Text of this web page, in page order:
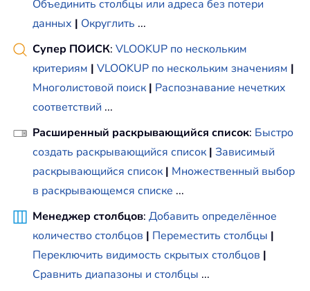
Объединить столбцы или адреса без потери
данных | Округлить ...
Супер ПОИСК: VLOOKUP по нескольким
критериям | VLOOKUP по нескольким значениям |
Многолистовой поиск | Распознавание нечетких
соответствий ...
Расширенный раскрывающийся список: Быстро
создать раскрывающийся список | Зависимый
раскрывающийся список | Множественный выбор
в раскрывающемся списке ...
Менеджер столбцов: Добавить определённое
количество столбцов | Переместить столбцы |
Переключить видимость скрытых столбцов |
Сравнить диапазоны и столбцы ...